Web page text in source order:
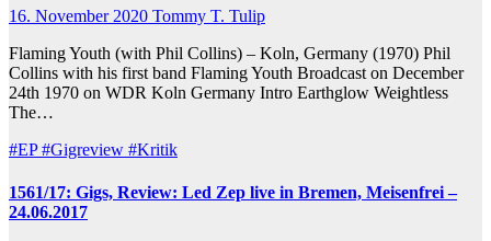
16. November 2020 Tommy T. Tulip
Flaming Youth (with Phil Collins) – Koln, Germany (1970) Phil
Collins with his first band Flaming Youth Broadcast on December
24th 1970 on WDR Koln Germany Intro Earthglow Weightless
The…
#EP#Gigreview #Kritik
1561/17: Gigs, Review: Led Zep live in Bremen, Meisenfrei –
24.06.2017